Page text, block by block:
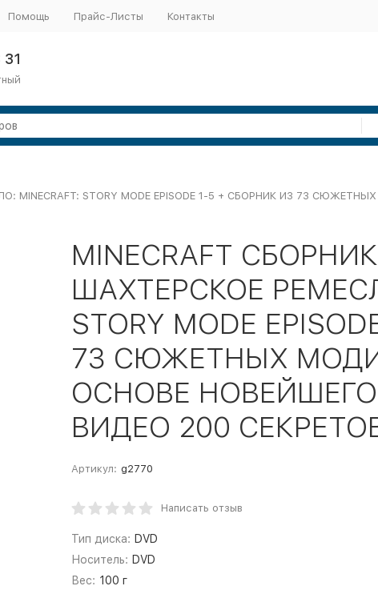
Помощь Прайс-Листы Контакты
MINECRAFT: STORY MODE EPISODE 1-5 + СБОРНИК ИЗ 73
MINECRAFT СБОРНИК
ШАХТЕРСКОЕ
STORY MODE
73 СЮЖЕТНЫХ
ОСНОВЕ НОВЕЙШЕГО
ВИДЕО 200 СЕКРЕТОВ
Артикул: g2770
Написать отзыв
Тип диска: DVD
Носитель: DVD
Вес: 100 г